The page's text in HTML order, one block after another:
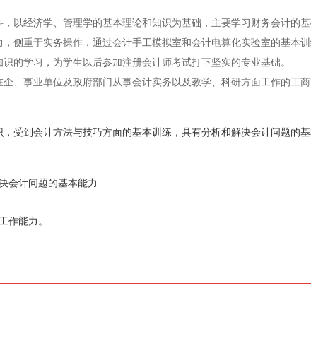
以经济学、管理学的基本理论和知识为基础，主要学习财务会计的
侧重于实务操作，通过会计手工模拟室和会计电算化实验室的基本
的学习，为学生以后参加注册会计师考试打下坚实的专业基础。
、事业单位及政府部门从事会计实务以及教学、科研方面工作的工商
受到会计方法与技巧方面的基本训练，具有分析和解决会计问题的基
会计问题的基本能力
作能力。